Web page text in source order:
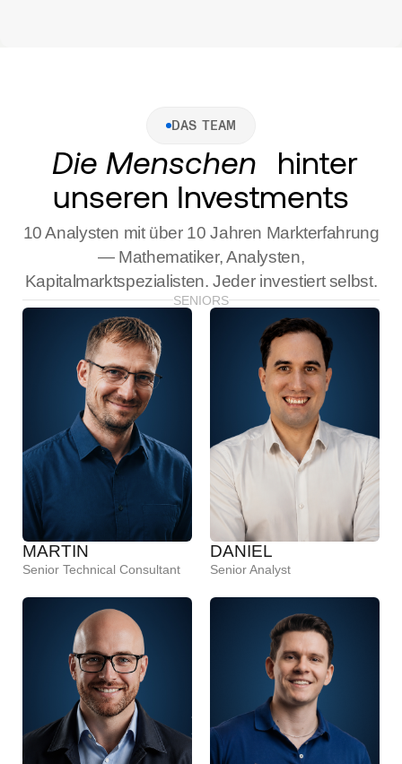
DAS TEAM
Die Menschen
hinter
unseren Investments
10 Analysten mit über 10 Jahren Markterfahrung
— Mathematiker, Analysten,
Kapitalmarktspezialisten. Jeder investiert selbst.
SENIORS
MARTIN
Senior Technical Consultant
DANIEL
Senior Analyst